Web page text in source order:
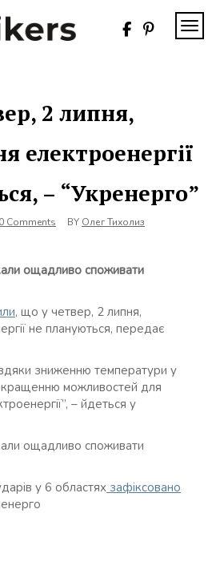
2 липня,
електроенергії
– “Укренерго”
0 Comments BY Олег Тихолиз
ощадливо споживати
що у четвер, 2 липня,
не плануються, передає
зниженню температури у
можливостей для
– йдеться у
ощадливо споживати
у 6 областях зафіксовано